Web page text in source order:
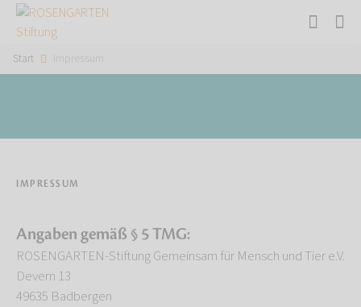
Start Impressum
IMPRESSUM
Angaben gemäß § 5 TMG:
ROSENGARTEN-Stiftung Gemeinsam für Mensch und Tier e.V.
Devern 13
49635 Badbergen